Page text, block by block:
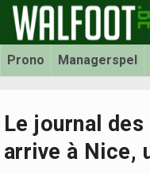
Prono Managerspel
Le journal
arrive à Nice,